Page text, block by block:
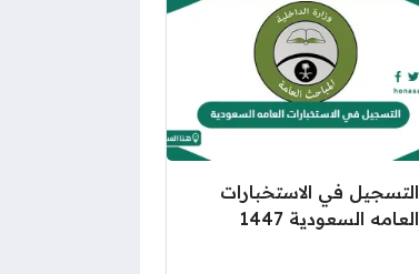
التسجيل في الاستخبارات
العامه السعودية 1447